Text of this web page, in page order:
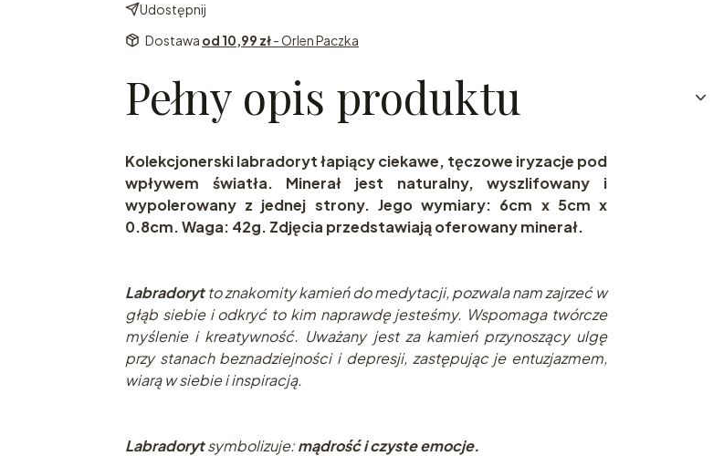
Udostępnij
Dostawa od 10,99 zł- Orlen Paczka
Pełny opis produktu
Kolekcjonerski labradoryt łapiący ciekawe, tęczowe iryzacje pod
wpływem światła. Minerał jest naturalny, wyszlifowany i
wypolerowany z jednej strony. Jego wymiary: 6cm x 5cm x
0.8cm. Waga: 42g. Zdjęcia przedstawiają oferowany minerał.
Labradorytto znakomity kamień do medytacji, pozwala nam zajrzeć w
głąb siebie i odkryć to kim naprawdę jesteśmy. Wspomaga twórcze
myślenie i kreatywność. Uważany jest za kamień przynoszący ulgę
przy stanach beznadziejności i depresji, zastępując je entuzjazmem,
wiarą w siebie i inspiracją.
Labradorytsymbolizuje:mądrość i czyste emocje.